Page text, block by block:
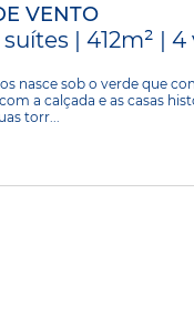
VENTO
| 412m² | 4
nasce sob o verde que
a calçada e as casas
torr...